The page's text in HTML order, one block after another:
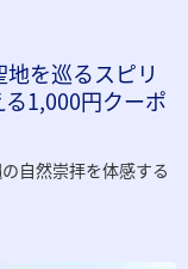
を巡るスピリ
1,000円クーポ
自然崇拝を体感する